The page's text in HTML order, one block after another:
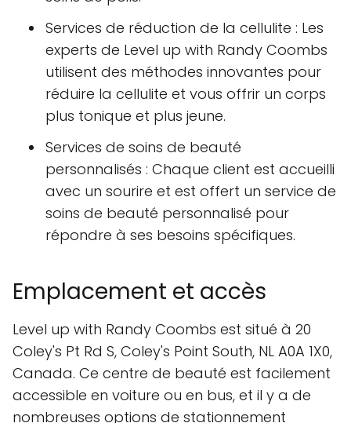
Services de réduction de la cellulite : Les
experts de Level up with Randy Coombs
utilisent des méthodes innovantes pour
réduire la cellulite et vous offrir un corps
plus tonique et plus jeune.
Services de soins de beauté
personnalisés : Chaque client est accueilli
avec un sourire et est offert un service de
soins de beauté personnalisé pour
répondre à ses besoins spécifiques.
Emplacement et accès
Level up with Randy Coombs est situé à 20
Coley's Pt Rd S, Coley's Point South, NL A0A 1X0,
Canada. Ce centre de beauté est facilement
accessible en voiture ou en bus, et il y a de
nombreuses options de stationnement